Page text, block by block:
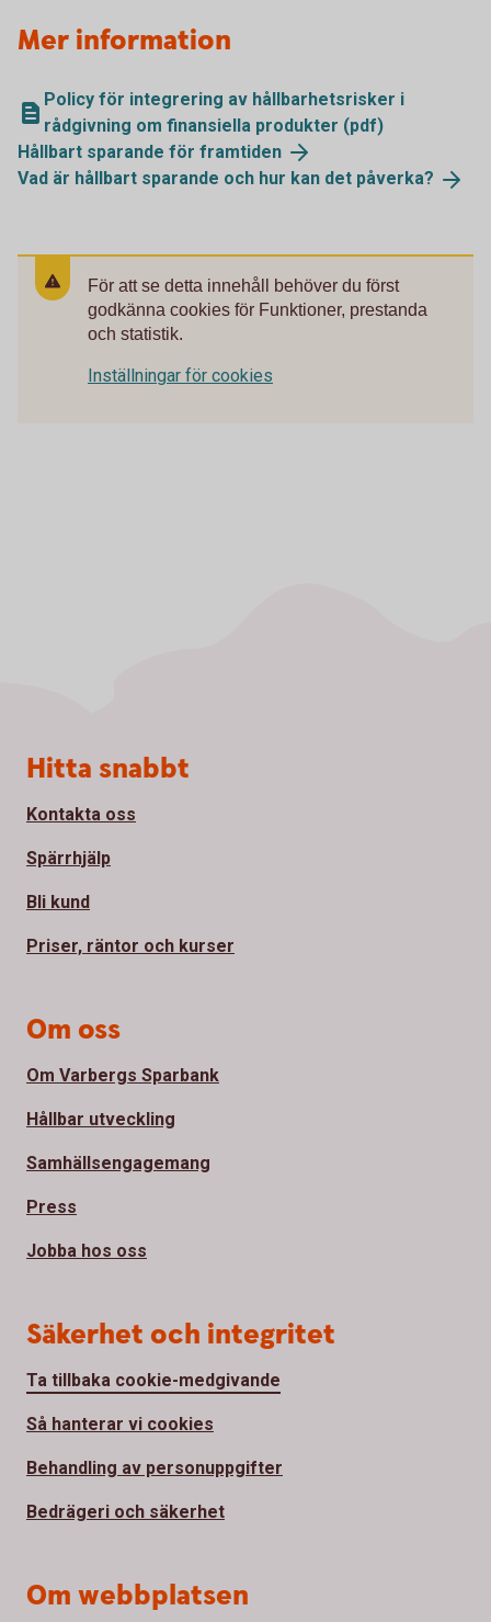
Mer information
Policy för integrering av hållbarhetsrisker i
rådgivning om finansiella produkter (pdf)
Hållbart sparande för framtiden
Vad är hållbart sparande och hur kan det påverka?
För att se detta innehåll behöver du först
godkänna cookies för Funktioner, prestanda
och statistik.
Inställningar för cookies
Sidfot
Hitta snabbt
Kontakta oss
Spärrhjälp
Bli kund
Priser, räntor och kurser
Om oss
Om Varbergs Sparbank
Hållbar utveckling
Samhällsengagemang
Press
Jobba hos oss
Säkerhet och integritet
Ta tillbaka cookie-medgivande
Så hanterar vi cookies
Behandling av personuppgifter
Bedrägeri och säkerhet
Om webbplatsen